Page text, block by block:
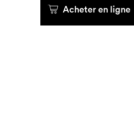
Acheter en ligne